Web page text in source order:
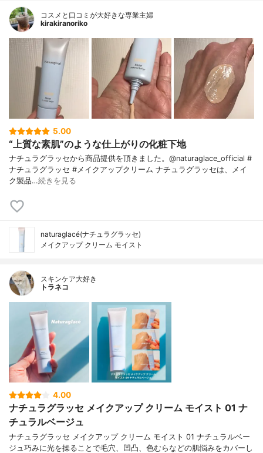
コスメと口コミが大好きな専業主婦
kirakiranoriko
5.00
“上質な素肌”のような仕上がりの化粧下地
ナチュラグラッセから商品提供を頂きました。@naturaglace_official #
ナチュラグラッセ #メイクアップクリーム ナチュラグラッセは、メイ
ク製品…続きを見る
naturaglacé(ナチュラグラッセ)
メイクアップ クリーム モイスト
スキンケア大好き
トラネコ
4.00
ナチュラグラッセ メイクアップ クリーム モイスト 01 ナ
チュラルベージュ
ナチュラグラッセ メイクアップ クリーム モイスト 01 ナチュラルベー
ジュ巧みに光を操ることで毛穴、凹凸、色むらなどの肌悩みをカバーし